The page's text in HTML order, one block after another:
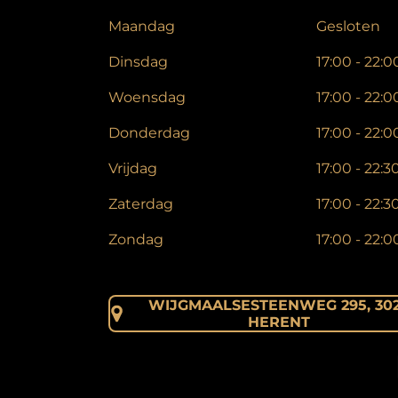
Maandag Gesloten
Dinsdag 17:00 -
Woensdag 17:00 -
Donderdag 17:00 -
Vrijdag 17:00 -
Zaterdag 17:00 -
Zondag 17:00 -
WIJGMAALSESTEENWEG 295,
HERENT